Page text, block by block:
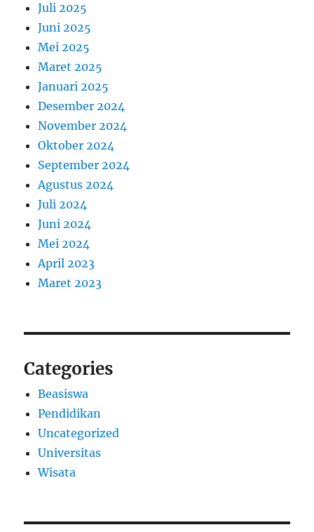
Juli 2025
Juni 2025
Mei 2025
Maret 2025
Januari 2025
Desember 2024
November 2024
Oktober 2024
September 2024
Agustus 2024
Juli 2024
Juni 2024
Mei 2024
April 2023
Maret 2023
Categories
Beasiswa
Pendidikan
Uncategorized
Universitas
Wisata